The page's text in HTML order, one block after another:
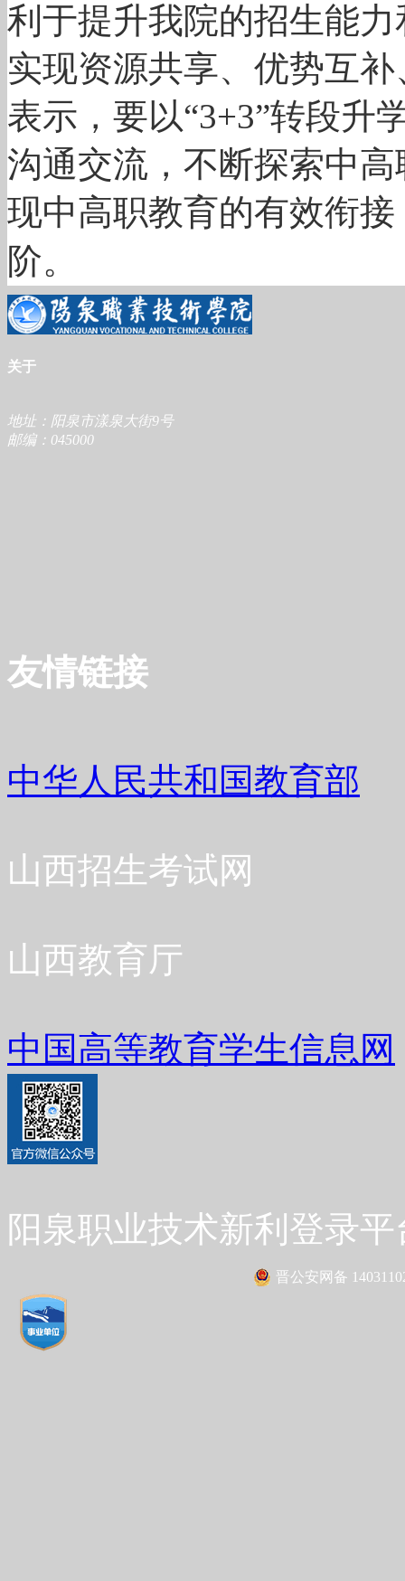
利于提升我院的招生能
实现资源共享、优势互
表示，要以“3+3”转段升
沟通交流，不断探索中
现中高职教育的有效衔
阶。
关于
地址：阳泉市漾泉大街9号
邮编：045000
友情链接
中华人民共和国教育部
山西招生考试网
山西教育厅
中国高等教育学生信息网
阳泉职业技术新利登录
晋公安网备